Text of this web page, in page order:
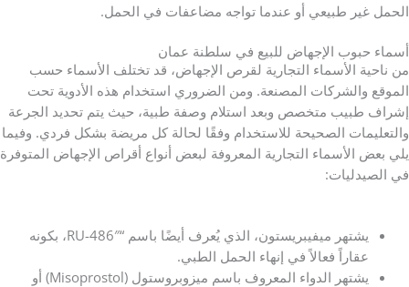
الحمل غير طبيعي أو عندما تواجه مضاعفات في الحمل.
أسماء حبوب الإجهاض للبيع في سلطنة عمان
من ناحية الأسماء التجارية لقرص الإجهاض، قد تختلف الأسماء حسب
الموقع والشركات المصنعة. ومن الضروري استخدام هذه الأدوية تحت
إشراف طبيب متخصص وبعد استلام وصفة طبية، حيث يتم تحديد الجرعة
والتعليمات الصحيحة للاستخدام وفقًا لحالة كل مريضة بشكل فردي. وفيما
يلي بعض الأسماء التجارية المعروفة لبعض أنواع أقراص الإجهاض المتوفرة
في الصيدليات:
يشتهر ميفيبريستون، الذي يُعرف أيضًا باسم “RU-486″، بكونه
عقاراً فعالاً في إنهاء الحمل الطبي.
يشتهر الدواء المعروف باسم ميزوبروستول (Misoprostol) أو